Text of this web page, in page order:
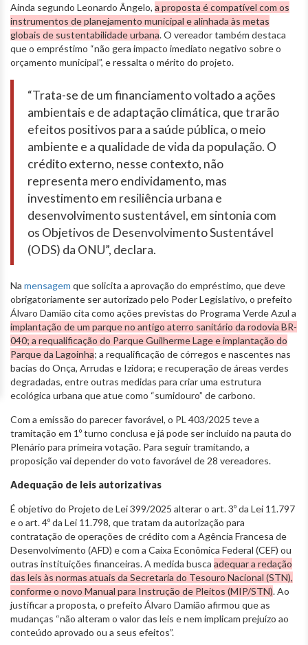
Ainda segundo Leonardo Ângelo, a proposta é compatível com os
instrumentos de planejamento municipal e alinhada às metas
globais de sustentabilidade urbana. O vereador também destaca
que o empréstimo “não gera impacto imediato negativo sobre o
orçamento municipal”, e ressalta o mérito do projeto.
“Trata-se de um financiamento voltado a ações
ambientais e de adaptação climática, que trarão
efeitos positivos para a saúde pública, o meio
ambiente e a qualidade de vida da população. O
crédito externo, nesse contexto, não
representa mero endividamento, mas
investimento em resiliência urbana e
desenvolvimento sustentável, em sintonia com
os Objetivos de Desenvolvimento Sustentável
(ODS) da ONU”, declara.
Na mensagem que solicita a aprovação do empréstimo, que deve
obrigatoriamente ser autorizado pelo Poder Legislativo, o prefeito
Álvaro Damião cita como ações previstas do Programa Verde Azul a
implantação de um parque no antigo aterro sanitário da rodovia BR-
040; a requalificação do Parque Guilherme Lage e implantação do
Parque da Lagoinha; a requalificação de córregos e nascentes nas
bacias do Onça, Arrudas e Izidora; e recuperação de áreas verdes
degradadas, entre outras medidas para criar uma estrutura
ecológica urbana que atue como “sumidouro” de carbono.
Com a emissão do parecer favorável, o PL 403/2025 teve a
tramitação em 1º turno conclusa e já pode ser incluído na pauta do
Plenário para primeira votação. Para seguir tramitando, a
proposição vai depender do voto favorável de 28 vereadores.
Adequação de leis autorizativas
É objetivo do Projeto de Lei 399/2025 alterar o art. 3º da Lei 11.797
e o art. 4º da Lei 11.798, que tratam da autorização para
contratação de operações de crédito com a Agência Francesa de
Desenvolvimento (AFD) e com a Caixa Econômica Federal (CEF) ou
outras instituições financeiras. A medida busca adequar a redação
das leis às normas atuais da Secretaria do Tesouro Nacional (STN),
conforme o novo Manual para Instrução de Pleitos (MIP/STN). Ao
justificar a proposta, o prefeito Álvaro Damião afirmou que as
mudanças “não alteram o valor das leis e nem implicam prejuízo ao
conteúdo aprovado ou a seus efeitos”.